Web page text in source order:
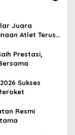
Juara
Atlet Terus
Prestasi,
Sukses
Resmi